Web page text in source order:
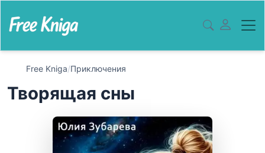
Free Kniga/Приключения
Творящая сны